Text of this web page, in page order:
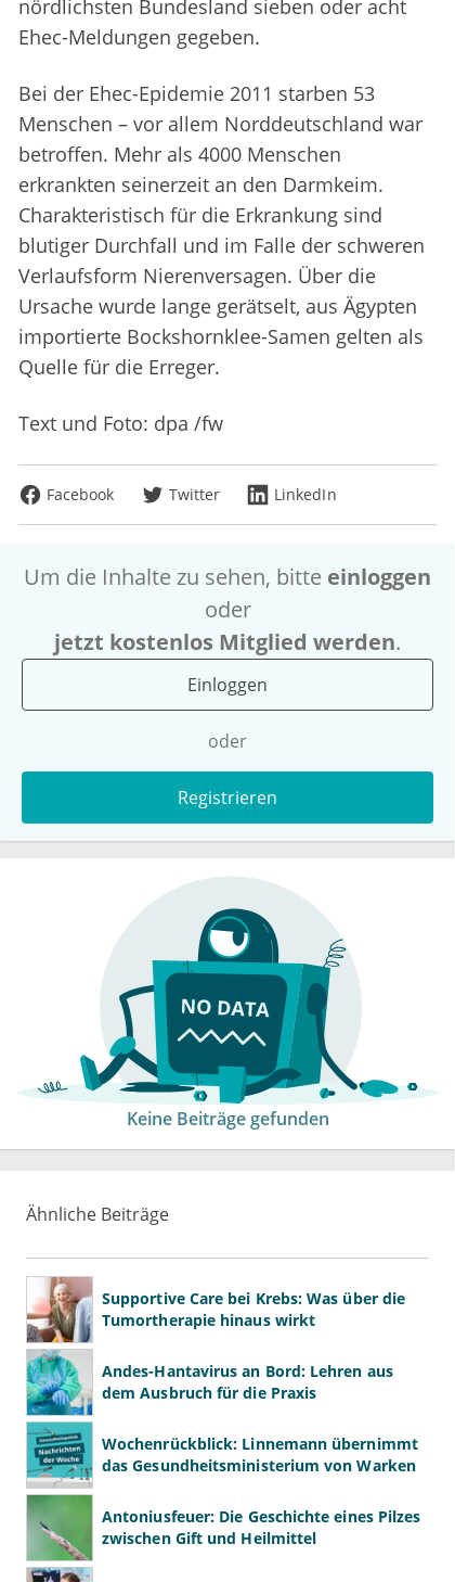
nördlichsten Bundesland sieben oder acht
Ehec-Meldungen gegeben.
Bei der Ehec-Epidemie 2011 starben 53
Menschen – vor allem Norddeutschland war
betroffen. Mehr als 4000 Menschen
erkrankten seinerzeit an den Darmkeim.
Charakteristisch für die Erkrankung sind
blutiger Durchfall und im Falle der schweren
Verlaufsform Nierenversagen. Über die
Ursache wurde lange gerätselt, aus Ägypten
importierte Bockshornklee-Samen gelten als
Quelle für die Erreger.
Text und Foto: dpa /fw
Facebook Twitter LinkedIn
Um die Inhalte zu sehen, bitte einloggen
oder
jetzt kostenlos Mitglied werden.
Einloggen
oder
Registrieren
Keine Beiträge gefunden
Ähnliche Beiträge
Supportive Care bei Krebs: Was über die
Tumortherapie hinaus wirkt
Andes-Hantavirus an Bord: Lehren aus
dem Ausbruch für die Praxis
Wochenrückblick: Linnemann übernimmt
das Gesundheitsministerium von Warken
Antoniusfeuer: Die Geschichte eines Pilzes
zwischen Gift und Heilmittel